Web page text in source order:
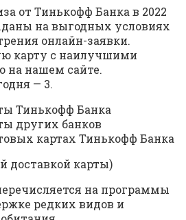
от Тинькофф Банка в 2022
на выгодных условиях
онлайн-заявки.
карту с наилучшими
на нашем сайте.
— 3.
Тинькофф Банка
других банков
картах Тинькофф Банка
на программы
редких видов и